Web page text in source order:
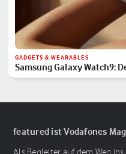
GADGETS & WEARABLES
Samsung Galaxy Watch9:
Handgelenk
featured ist Vodafones